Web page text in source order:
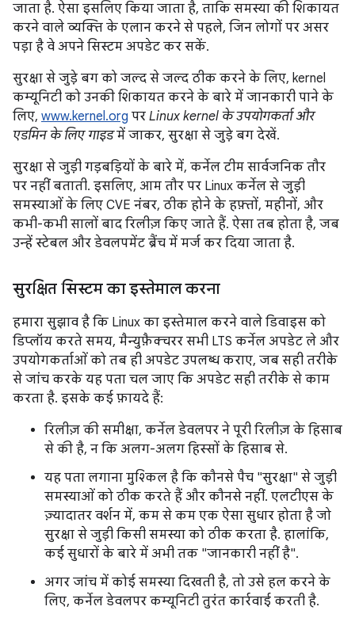
जाता है. ऐसा इसलिए किया जाता है, ताकि समस्या की शिकायत
करने वाले व्यक्ति के एलान करने से पहले, जिन लोगों पर असर
पड़ा है वे अपने सिस्टम अपडेट कर सकें.
सुरक्षा से जुड़े बग को जल्द से जल्द ठीक करने के लिए, kernel
कम्यूनिटी को उनकी शिकायत करने के बारे में जानकारी पाने के
लिए, www.kernel.org पर Linux kernel के उपयोगकर्ता और
एडमिन के लिए गाइडमें जाकर, सुरक्षा से जुड़े बग देखें.
सुरक्षा से जुड़ी गड़बड़ियों के बारे में, कर्नेल टीम सार्वजनिक तौर
पर नहीं बताती. इसलिए, आम तौर पर Linux कर्नेल से जुड़ी
समस्याओं के लिए CVE नंबर, ठीक होने के हफ़्तों, महीनों, और
कभी-कभी सालों बाद रिलीज़ किए जाते हैं. ऐसा तब होता है, जब
उन्हें स्टेबल और डेवलपमेंट ब्रैंच में मर्ज कर दिया जाता है.
सुरक्षित सिस्टम का इस्तेमाल करना
हमारा सुझाव है कि Linux का इस्तेमाल करने वाले डिवाइस को
डिप्लॉय करते समय, मैन्युफ़ैक्चरर सभी LTS कर्नेल अपडेट ले और
उपयोगकर्ताओं को तब ही अपडेट उपलब्ध कराए, जब सही तरीके
से जांच करके यह पता चल जाए कि अपडेट सही तरीके से काम
करता है. इसके कई फ़ायदे हैं:
रिलीज़ की समीक्षा, कर्नेल डेवलपर ने पूरी रिलीज़ के हिसाब
से की है, न कि अलग-अलग हिस्सों के हिसाब से.
यह पता लगाना मुश्किल है कि कौनसे पैच "सुरक्षा" से जुड़ी
समस्याओं को ठीक करते हैं और कौनसे नहीं. एलटीएस के
ज़्यादातर वर्शन में, कम से कम एक ऐसा सुधार होता है जो
सुरक्षा से जुड़ी किसी समस्या को ठीक करता है. हालांकि,
कई सुधारों के बारे में अभी तक "जानकारी नहीं है".
अगर जांच में कोई समस्या दिखती है, तो उसे हल करने के
लिए, कर्नेल डेवलपर कम्यूनिटी तुरंत कार्रवाई करती है.